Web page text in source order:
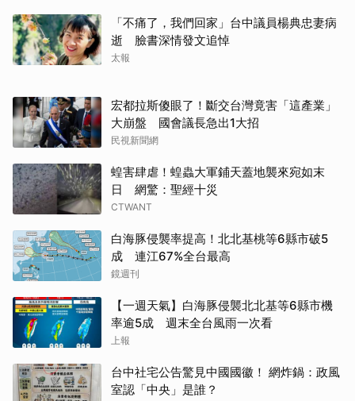
「不痛了，我們回家」台中議員楊典忠妻病
逝 臉書深情發文追悼
太報
宏都拉斯傻眼了！斷交台灣竟害「這產業」
大崩盤 國會議長急出1大招
民視新聞網
蝗害肆虐！蝗蟲大軍鋪天蓋地襲來宛如末
日 網驚：聖經十災
CTWANT
白海豚侵襲率提高！北北基桃等6縣市破5
成 連江67%全台最高
鏡週刊
【一週天氣】白海豚侵襲北北基等6縣市機
率逾5成 週末全台風雨一次看
上報
台中社宅公告驚見中國國徽！ 網炸鍋：政風
室認「中央」是誰？
取消